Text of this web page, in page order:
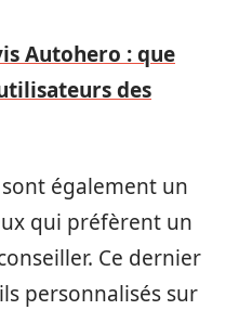
Autohero : que
des
également un
qui préfèrent un
Ce dernier
personnalisés sur